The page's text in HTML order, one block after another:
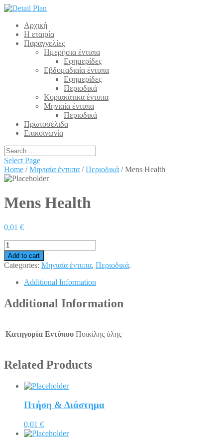
Αρχική
Η εταιρία
Παραγγελίες
Ημερήσια έντυπα
Εφημερίδες
Εβδομαδιαία έντυπα
Εφημερίδες
Περιοδικά
Κυριακάτικα έντυπα
Μηνιαία έντυπα
Περιοδικά
Πρωτοσέλιδα
Επικοινωνία
Select Page
Home /Μηνιαία έντυπα /Περιοδικά / Mens Health
Mens Health
0,01 €
Add to cart
Categories: Μηνιαία έντυπα, Περιοδικά.
Additional Information
Additional Information
Κατηγορία Εντύπου Ποικίλης ύλης
Related Products
Πτήση & Διάστημα
0,01 €